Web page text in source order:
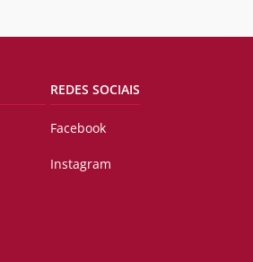
REDES SOCIAIS
Facebook
Instagram